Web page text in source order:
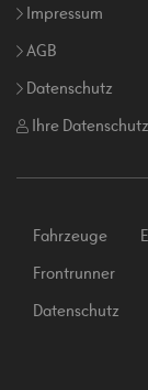
Impressum
AGB
Datenschutz
Ihre
Fahrzeuge
Frontrunner
Datenschutz